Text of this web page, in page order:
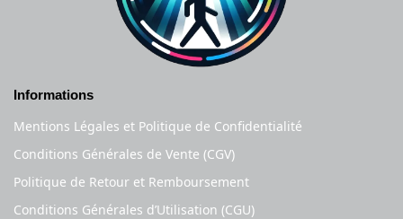
Informations
Mentions Légales et Politique de Confidentialité
Conditions Générales de Vente (CGV)
Politique de Retour et Remboursement
Conditions Générales d’Utilisation (CGU)